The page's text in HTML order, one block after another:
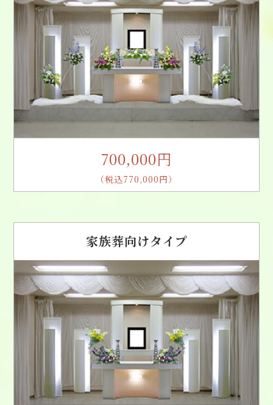
700,000円
（税込770,000円）
家族葬向けタイプ